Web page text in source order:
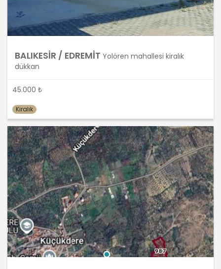
MASTERTURK FRANCHİSİNG
GAYRİMENKUL SATIŞ VE PAZARLAMA
A.Ş. kişisel verilerin hangi amaçla
işleneceğini belirlemekle ve bu
amaçları kişisel veriler işlenmeden
önce veri sahiplerinin bilgisine
sunmakla yükümlüdür. Kişisel veriler
amaçlar dışında işlenmeyecektir..
4. İşlendikleri Amaçla Bağlantılı, Sınırlı
ve Ölçülü Olma
MASTERTURK FRANCHİSİNG
GAYRİMENKUL SATIŞ VE PAZARLAMA
A.Ş. kişisel verileri belirlenen
amaçların gerçekleştirilmesine
elverişli bir biçimde işleyecek ve
amacın gerçekleştirilmesi ile ilgili
olmayan veya ihtiyaç duyulmayan
kişisel verilerin işlenmesinden
kaçınacaktır.
BALIKESİR / EDREMİT Yolören mahallesi kiralık
dükkan
45.000 ₺
Kiralık